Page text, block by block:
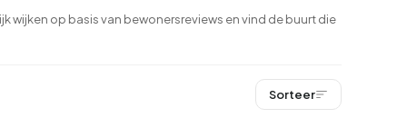
wijken op basis van bewonersreviews en vind de buurt die
Sorteer